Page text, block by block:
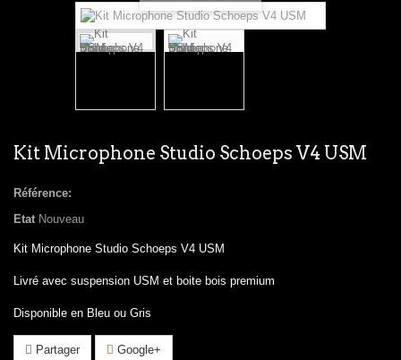
Kit Microphone Studio Schoeps V4 USM
Référence:
Etat Nouveau
Kit Microphone Studio Schoeps V4 USM
Livré avec suspension USM et boite bois premium
Disponible en Bleu ou Gris
Partager Google+